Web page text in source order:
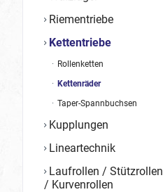
Riementriebe
Kettentriebe
Rollenketten
Kettenräder
Taper-Spannbuchsen
Kupplungen
Lineartechnik
Laufrollen / Stützrollen
/ Kurvenrollen